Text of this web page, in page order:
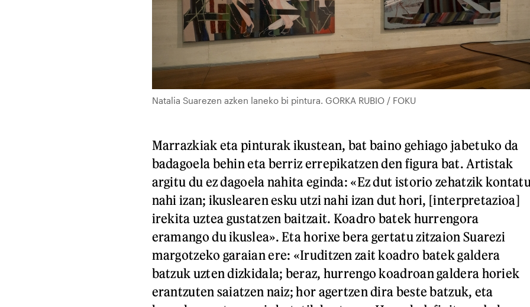
Natalia Suarezen azken laneko bi pintura. GORKA RUBIO / FOKU
Marrazkiak eta pinturak ikustean, bat baino gehiago jabetuko da
badagoela behin eta berriz errepikatzen den figura bat. Artistak
argitu du ez dagoela nahita eginda: «Ez dut istorio zehatzik
nahi izan; ikuslearen esku utzi nahi izan dut hori, [interpretazioa]
irekita uztea gustatzen baitzait. Koadro batek hurrengora
eramango du ikuslea». Eta horixe bera gertatu zitzaion Suarezi
margotzeko garaian ere: «Iruditzen zait koadro batek galdera
batzuk uzten dizkidala; beraz, hurrengo koadroan galdera horiek
erantzuten saiatzen naiz; hor agertzen dira beste batzuk, eta